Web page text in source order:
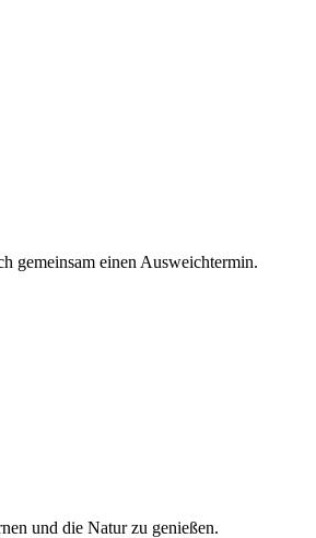
gemeinsam einen Ausweichtermin.
und die Natur zu genießen.